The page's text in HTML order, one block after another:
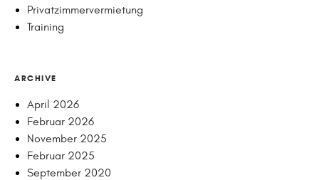
Privatzimmervermietung
Training
ARCHIVE
April 2026
Februar 2026
November 2025
Februar 2025
September 2020